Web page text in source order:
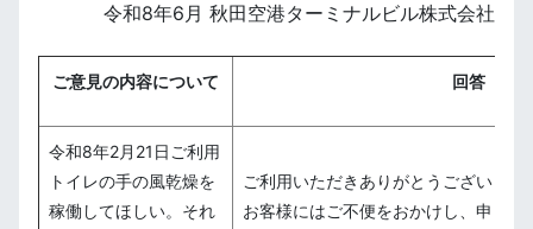
令和8年6月 秋田空港ターミナルビル株式会社
ご意見の内容について 回答
令和8年2月21日ご利用
トイレの手の風乾燥を
稼働してほしい。それ
ご利用いただきありがとうございます
お客様にはご不便をおかけし、申し訳